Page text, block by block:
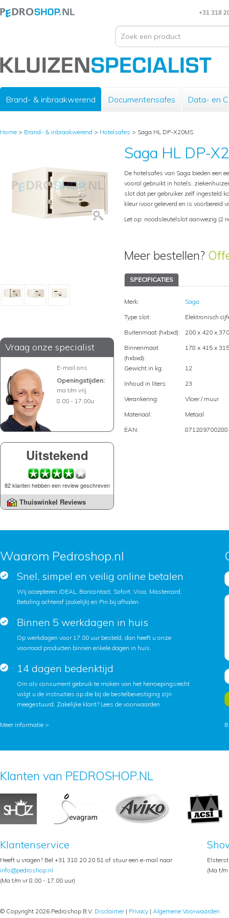
+31 318
Brand- & inbraakwerend Documentensafes Data- en
Home > Brand- & inbraakwerend > Hotelsafes > Saga HL DP-X20MS
Vraag onze specialist
E-mail ons
Openingstijden:
ma t/m vrij
8.00 - 17.00u
Uitstekend
82 klanten hebben een review geschreven
Thuiswinkel Reviews
Saga HL DP-
De hotelsafes van Saga bieden een
vooral gebruikt in hotels,
slot dat per gebruiker zelf ingesteld
kleur ivoor geleverd en is voorbereid
Let op: noodsleutelslot aanwezig (2
Meer bestellen?
SPECIFICATIES
Merk:
Saga
Type slot:
Elektronisch
Buitenmaat (hxbxd):
200 x 420 x
Binnenmaat
(hxbxd):
178 x 415 x
Gewicht in kg:
12
Inhoud in liters:
23
Verankering:
Vloer / muur
Materiaal:
Metaal
EAN:
Waarom Pedroshop.nl
Snel, simpel en veilig online betalen
Wij accepteren iDEAL, Bancontact, Sofort, Visa, Mastercard,
Betaling achteraf (zakelijk) en Pin bij afhalen.
Binnen 5 werkdagen in huis
Op werkdagen voor 17.00 uur besteld, dan heeft u onze
voorraad producten binnen enkele dagen in huis.
14 dagen bedenktijd
Om als consument gebruik te maken van het herroepingsrecht
volgt u de instructies op die bij de bestelbevestiging zijn
meegestuurd. Zakelijke klant? Lees de voorwaarden.
Meer informatie >
Klanten van PEDROSHOP.NL
Klantenservice
Heeft u vragen? Bel +31 318 20 20 51 of stuur een e-mail naar
info@pedroshop.nl
(Ma t/m vr 8.00 - 17.00 uur)
(Ma t/
© Copyright 2026 Pedroshop B.V. Disclaimer| Privacy | Algemene Voorwaarden